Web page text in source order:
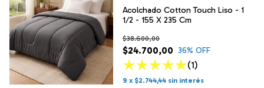
Acolchado Cotton Touch Liso - 1
1/2 - 155 X 235 Cm
$24.700,00
$38.600,00
36% OFF
(1)
9 x $2.744,44 sin interés